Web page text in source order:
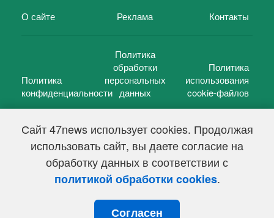
Сайт 47news использует cookies. Продолжая
использовать сайт, вы даете согласие на
обработку данных в соответствии с
политикой обработки cookies.
Согласен
О сайте Реклама Контакты
Политика
конфиденциальности
Политика
обработки
персональных
данных
Политика
использования
cookie-файлов
47 новостей (47 news)2005 — 2026 г.
Свидетельство о регистрации СМИ Эл № ФС 77-39848, выдано
Федеральной службой по надзору в сфере связи,
информационных технологий и массовых коммуникаций